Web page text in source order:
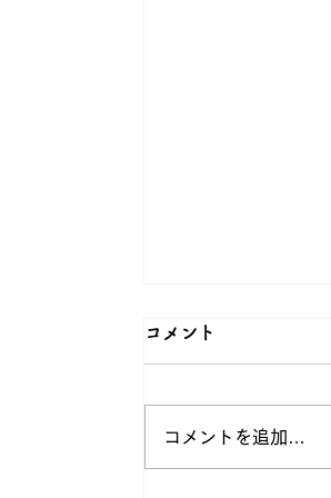
コメント
コメントを追加…